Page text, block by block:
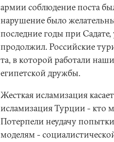
армии соблюдение поста
нарушение было
последние годы при
продолжил. Российские
та, в которой работали
египетской дружбы.
Жесткая исламизация
исламизация Турции - кто
Потерпели неудачу
моделям -